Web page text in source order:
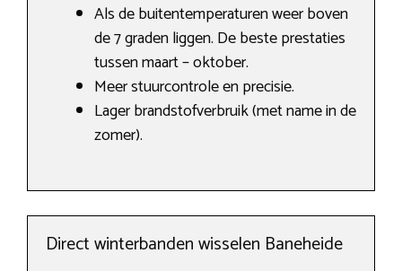
Als de buitentemperaturen weer boven
de 7 graden liggen. De beste prestaties
tussen maart – oktober.
Meer stuurcontrole en precisie.
Lager brandstofverbruik (met name in de
zomer).
Direct winterbanden wisselen Baneheide